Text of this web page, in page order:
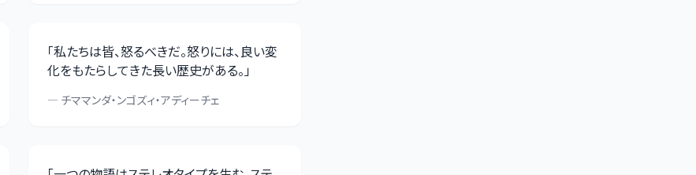
「私たちは皆、怒るべきだ。怒りには、良い変
化をもたらしてきた長い歴史がある。」
— チママンダ・ンゴズィ・アディーチェ